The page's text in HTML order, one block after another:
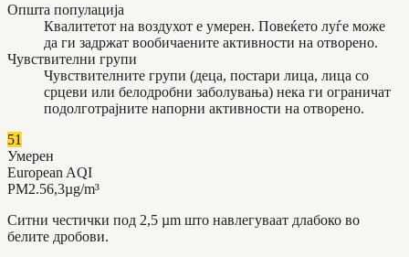
Општа популација
Квалитетот на воздухот е умерен. Повеќето луѓе може
да ги задржат вообичаените активности на отворено.
Чувствителни групи
Чувствителните групи (деца, постари лица, лица со
срцеви или белодробни заболувања) нека ги ограничат
подолготрајните напорни активности на отворено.
51
Умерен
European AQI
PM2.56,3µg/m³
Ситни честички под 2,5 µm што навлегуваат длабоко во
белите дробови.